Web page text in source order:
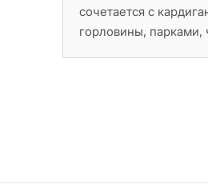
сочетается с
горловины,